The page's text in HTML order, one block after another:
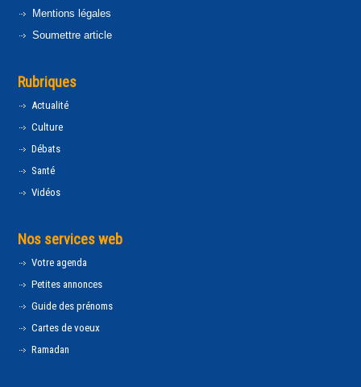
Mentions légales
Soumettre article
Rubriques
Actualité
Culture
Débats
Santé
Vidéos
Nos services web
Votre agenda
Petites annonces
Guide des prénoms
Cartes de voeux
Ramadan